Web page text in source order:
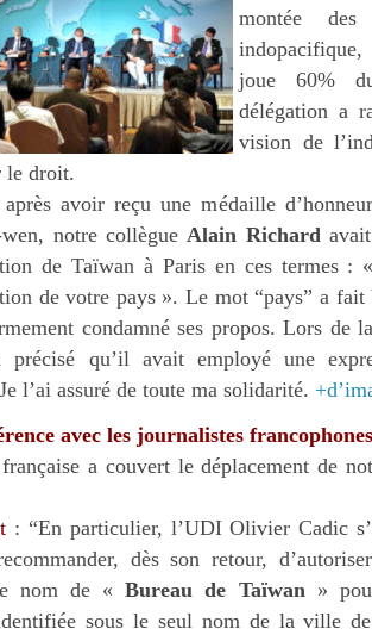
montée
joue 60%
délégation a
vision de
le droit.
avoir reçu une médaille
notre collègueAlain Richardavait
de Taïwan à Paris en ces termes
de votre pays ». Le mot “pays” a
condamné ses propos. Lors de
précisé qu’il avait employé une
l’ai assuré de toute ma solidarité.
avec les journalistes francophones
a couvert le déplacement de
: “En particulier, l’UDI Olivier Cadic
dès son retour,
nom de «Bureau de Taïwan»
sous le seul nom de la ville